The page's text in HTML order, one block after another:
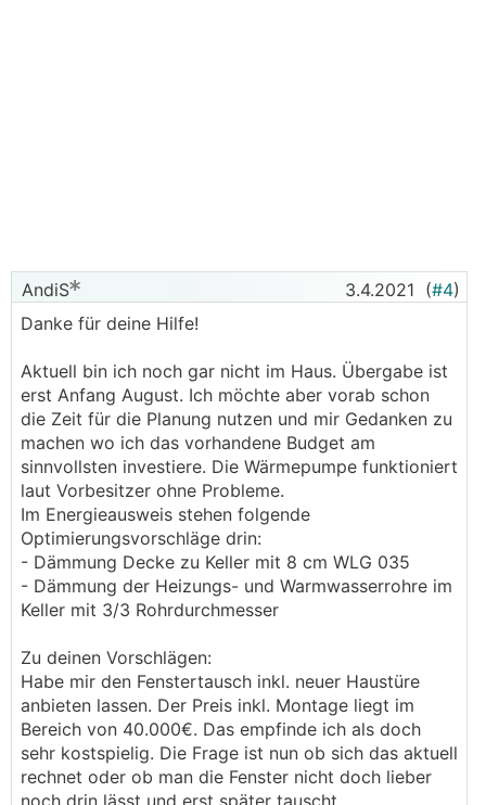
AndiS 3.4.2021 (#4)
Danke für deine Hilfe!
Aktuell bin ich noch gar nicht im Haus. Übergabe ist
erst Anfang August. Ich möchte aber vorab schon
die Zeit für die Planung nutzen und mir Gedanken zu
machen wo ich das vorhandene Budget am
sinnvollsten investiere. Die Wärmepumpe funktioniert
laut Vorbesitzer ohne Probleme.
Im Energieausweis stehen folgende
Optimierungsvorschläge drin:
- Dämmung Decke zu Keller mit 8 cm WLG 035
- Dämmung der Heizungs- und Warmwasserrohre im
Keller mit 3/3 Rohrdurchmesser
Zu deinen Vorschlägen:
Habe mir den Fenstertausch inkl. neuer Haustüre
anbieten lassen. Der Preis inkl. Montage liegt im
Bereich von 40.000€. Das empfinde ich als doch
sehr kostspielig. Die Frage ist nun ob sich das aktuell
rechnet oder ob man die Fenster nicht doch lieber
noch drin lässt und erst später tauscht.